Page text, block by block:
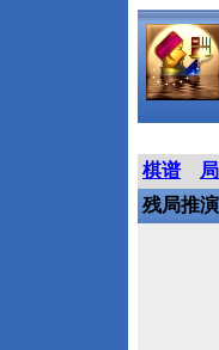
棋谱
残局推演